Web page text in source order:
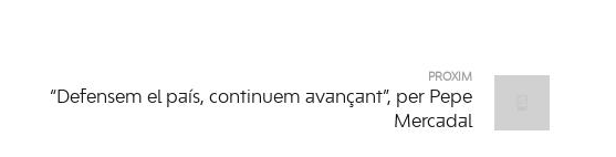
PRÒXIM
“Defensem el país, continuem avançant”, per Pepe
Mercadal